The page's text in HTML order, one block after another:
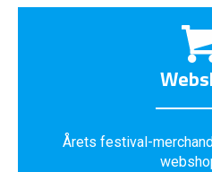
Årets festival-